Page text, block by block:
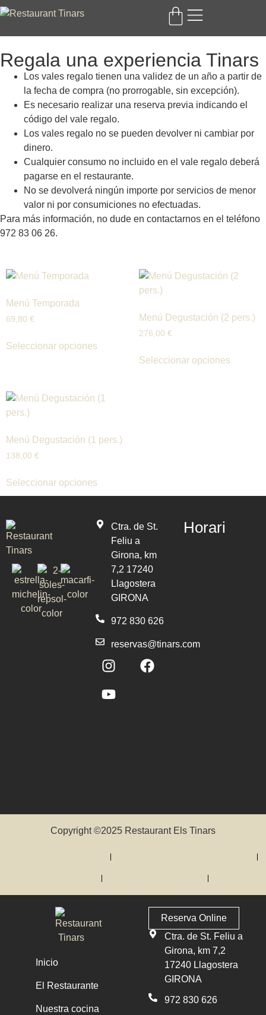
Regala una experiencia Tinars
Los vales regalo tienen una validez de un año a partir de
la fecha de compra (no prorrogable, sin excepción).
Es necesario realizar una reserva previa indicando el
código del vale regalo.
Los vales regalo no se pueden devolver ni cambiar por
dinero.
Cualquier consumo no incluido en el vale regalo deberá
pagarse en el restaurante.
No se devolverá ningún importe por servicios de menor
valor ni por consumiciones no efectuadas.
Para más información, no dude en contactarnos en el teléfono
972 83 06 26.
Menú Temporada
69,80 €
Seleccionar opciones
Menú Degustación (2 pers.)
276,00 €
Seleccionar opciones
Menú Degustación (1 pers.)
138,00 €
Seleccionar opciones
Ctra. de St.
Feliu a
Girona, km
7,2 17240
Llagostera
GIRONA
972 830 626
reservas@tinars.com
Horari
Copyright ©2025 Restaurant Els Tinars
Inicio
El Restaurante
Nuestra cocina
Reserva Online
Ctra. de St. Feliu a
Girona, km 7,2
17240 Llagostera
GIRONA
972 830 626